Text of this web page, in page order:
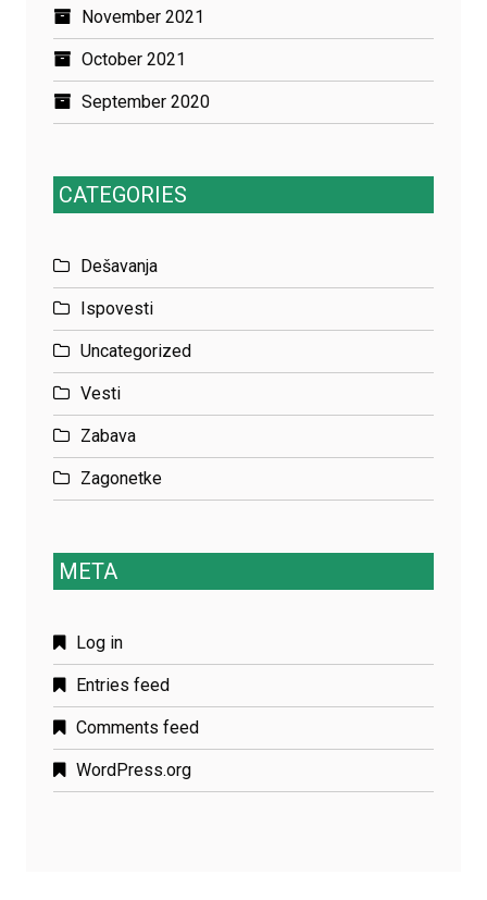
November 2021
October 2021
September 2020
CATEGORIES
Dešavanja
Ispovesti
Uncategorized
Vesti
Zabava
Zagonetke
META
Log in
Entries feed
Comments feed
WordPress.org